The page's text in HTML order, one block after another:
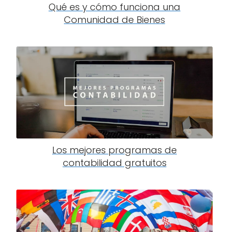
Qué es y cómo funciona una
Comunidad de Bienes
Los mejores programas de
contabilidad gratuitos